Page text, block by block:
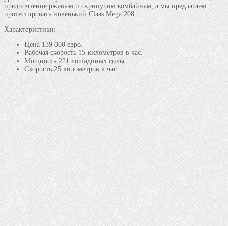
предпочтение ржавым и скрипучим комбайнам, а мы предлагаем
протестировать новенький Claas Mega 208.
Характеристики:
Цена 139 000 евро.
Рабочая скорость 15 километров в час.
Мощность 221 лошадиных силы.
Скорость 25 километров в час.